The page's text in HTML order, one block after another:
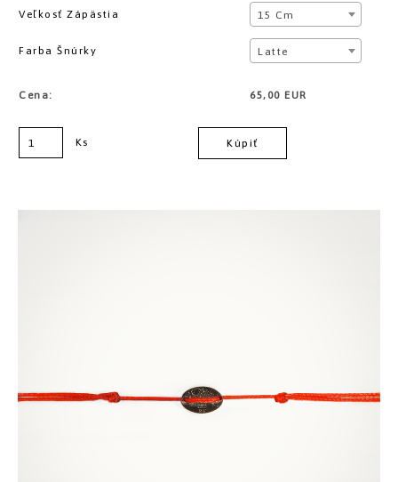
Veľkosť Zápästia 15 Cm
Farba Šnúrky Latte
Cena: 65,00 EUR
Ks